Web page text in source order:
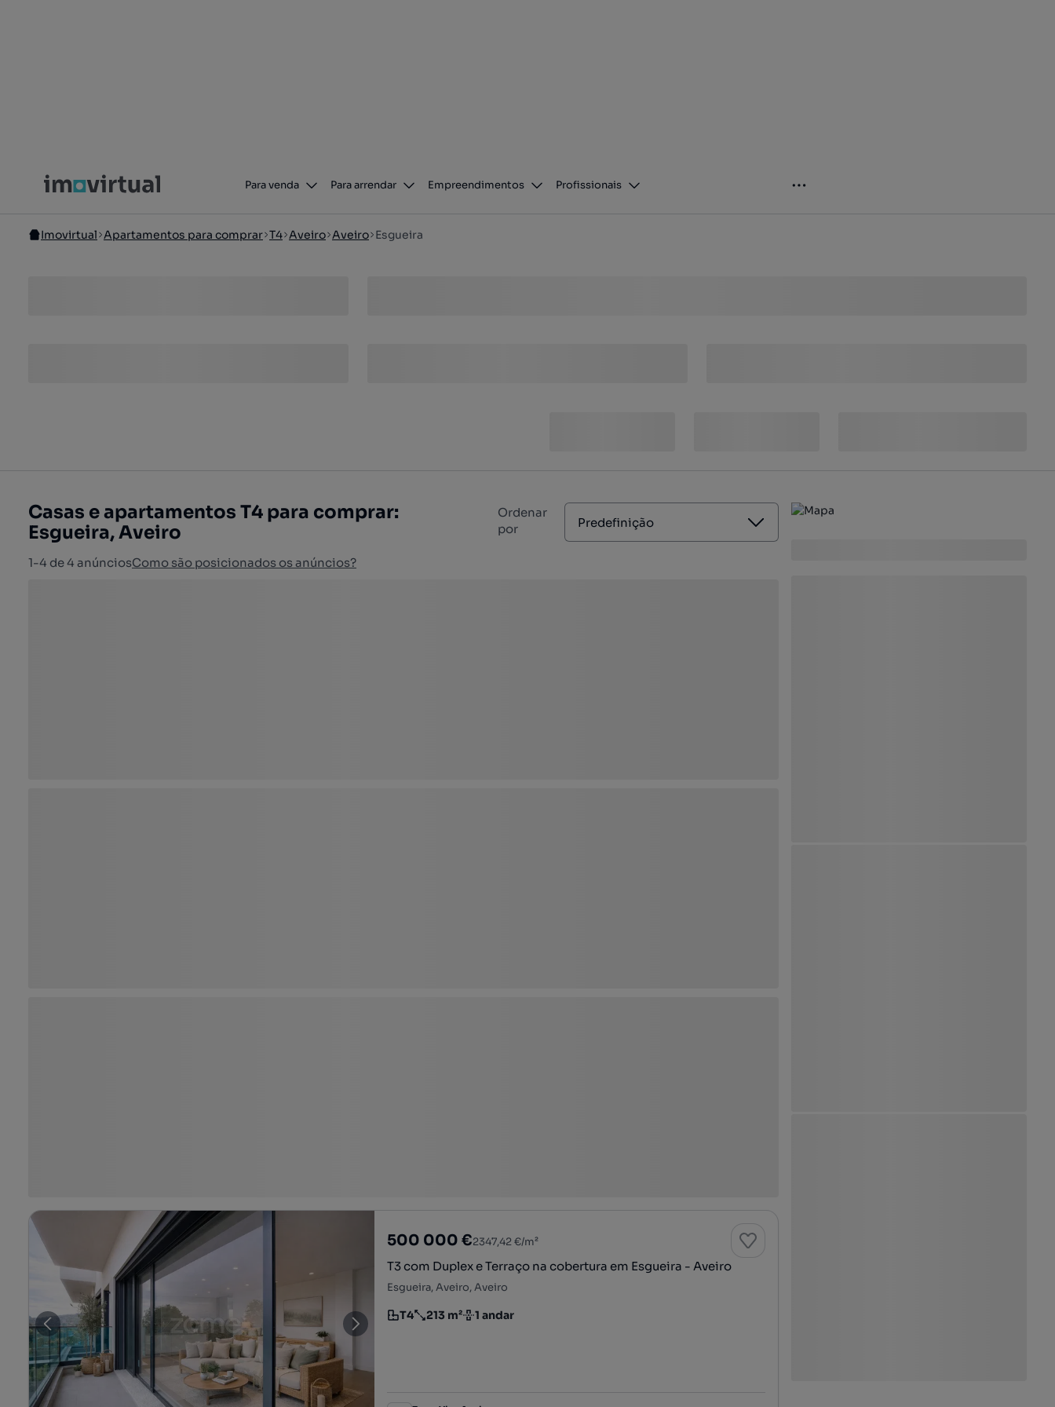
Para venda Para arrendar Empreendimentos Profissionais
Imovirtual Apartamentos para comprar T4 Aveiro Aveiro Esgueira
Casas e apartamentos T4 para comprar:
Esgueira, Aveiro
1-4 de 4 anúnciosComo são posicionados os anúncios?
Ordenar
por
Predefinição
500 000 €2347,42 €/m²
T3 com Duplex e Terraço na cobertura em Esgueira - Aveiro
Esgueira, Aveiro, Aveiro
Tipologia
T4
Preço por metro quadrado
213 m²
Andar 1 andar